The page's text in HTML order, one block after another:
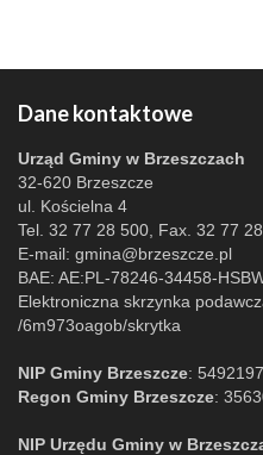
Dane kontaktowe
Urząd Gminy w Brzeszczach
32-620 Brzeszcze
ul. Kościelna 4
Tel. 32 77 28 500, Fax. 32 77
E-mail: gmina@brzeszcze.pl
BAE: AE:PL-78246-34458-
Elektroniczna skrzynka
/6m973oagob/skrytka
NIP Gminy Brzeszcze:
Regon Gminy Brzeszcze:
NIP Urzędu Gminy w